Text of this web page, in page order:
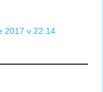
2017 v 22:14